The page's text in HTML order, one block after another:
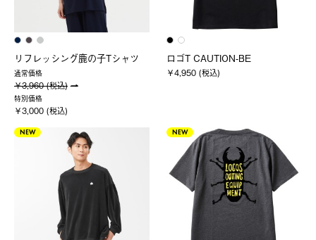
リフレッシング鹿の子Tシャツ
通常価格
￥3,960 (税込)
特別価格
￥3,000 (税込)
ロゴT CAUTION-BE
￥4,950 (税込)
NEW NEW